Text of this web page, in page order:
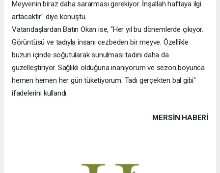
Meyvenin biraz daha sararması gerekiyor. İnşallah haftaya ilgi
artacaktır" diye konuştu.
Vatandaşlardan Batın Okan ise, "Her yıl bu dönemlerde çıkıyor.
Görüntüsü ve tadıyla insanı cezbeden bir meyve. Özellikle
buzun içinde soğutularak sunulması tadını daha da
güzelleştiriyor. Sağlıklı olduğuna inanıyorum ve sezon boyunca
hemen hemen her gün tüketiyorum. Tadı gerçekten bal gibi"
ifadelerini kullandı.
MERSIN HABERİ